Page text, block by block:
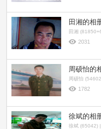
田湘的相
田湘
2031
周硕怡的
周硕怡
1782
徐斌的相
徐斌 (65042)